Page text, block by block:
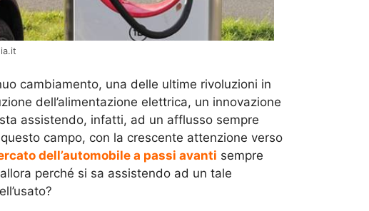
cambiamento, una delle ultime rivoluzioni in
dell’alimentazione elettrica, un innovazione
assistendo, infatti, ad un afflusso sempre
campo, con la crescente attenzione verso
dell’automobile a passi avanti sempre
perché si sa assistendo ad un tale